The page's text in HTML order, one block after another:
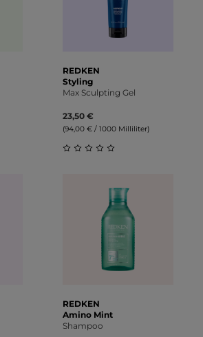
REDKEN
Styling
Max Sculpting Gel
23,50 €
(94,00 € / 1000 Milliliter)
REDKEN
Amino Mint
Shampoo